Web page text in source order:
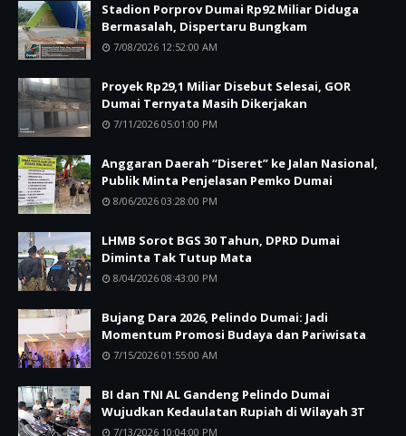
Stadion Porprov Dumai Rp92 Miliar Diduga
Bermasalah, Dispertaru Bungkam
7/08/2026 12:52:00 AM
Proyek Rp29,1 Miliar Disebut Selesai, GOR
Dumai Ternyata Masih Dikerjakan
7/11/2026 05:01:00 PM
Anggaran Daerah “Diseret” ke Jalan Nasional,
Publik Minta Penjelasan Pemko Dumai
8/06/2026 03:28:00 PM
LHMB Sorot BGS 30 Tahun, DPRD Dumai
Diminta Tak Tutup Mata
8/04/2026 08:43:00 PM
Bujang Dara 2026, Pelindo Dumai: Jadi
Momentum Promosi Budaya dan Pariwisata
7/15/2026 01:55:00 AM
BI dan TNI AL Gandeng Pelindo Dumai
Wujudkan Kedaulatan Rupiah di Wilayah 3T
7/13/2026 10:04:00 PM